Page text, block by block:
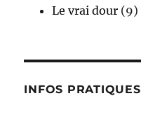
Le vrai dour (9)
INFOS PRATIQUES